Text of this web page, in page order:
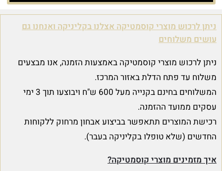
ניתן לרכוש מוצרי קוסמטיקה אצלנו בקליניקה ואנחנו גם
עושים משלוחים
ניתן לרכוש מוצרי קוסמטיקה באמצעות הזמנה, אנו מבצעים
משלוח עד פתח הדלת באזור המרכז.
המשלוחים בחינם בקנייה מעל 600 ש"ח ויבוצעו תוך 3 ימי
עסקים ממועד ההזמנה.
רכישת המוצרים תתאפשר בביצוע אבחון מרחוק ללקוחות
החדשים (שלא טופלו בקליניקה בעבר).
איך מזמינים מוצרי קוסמטיקה?